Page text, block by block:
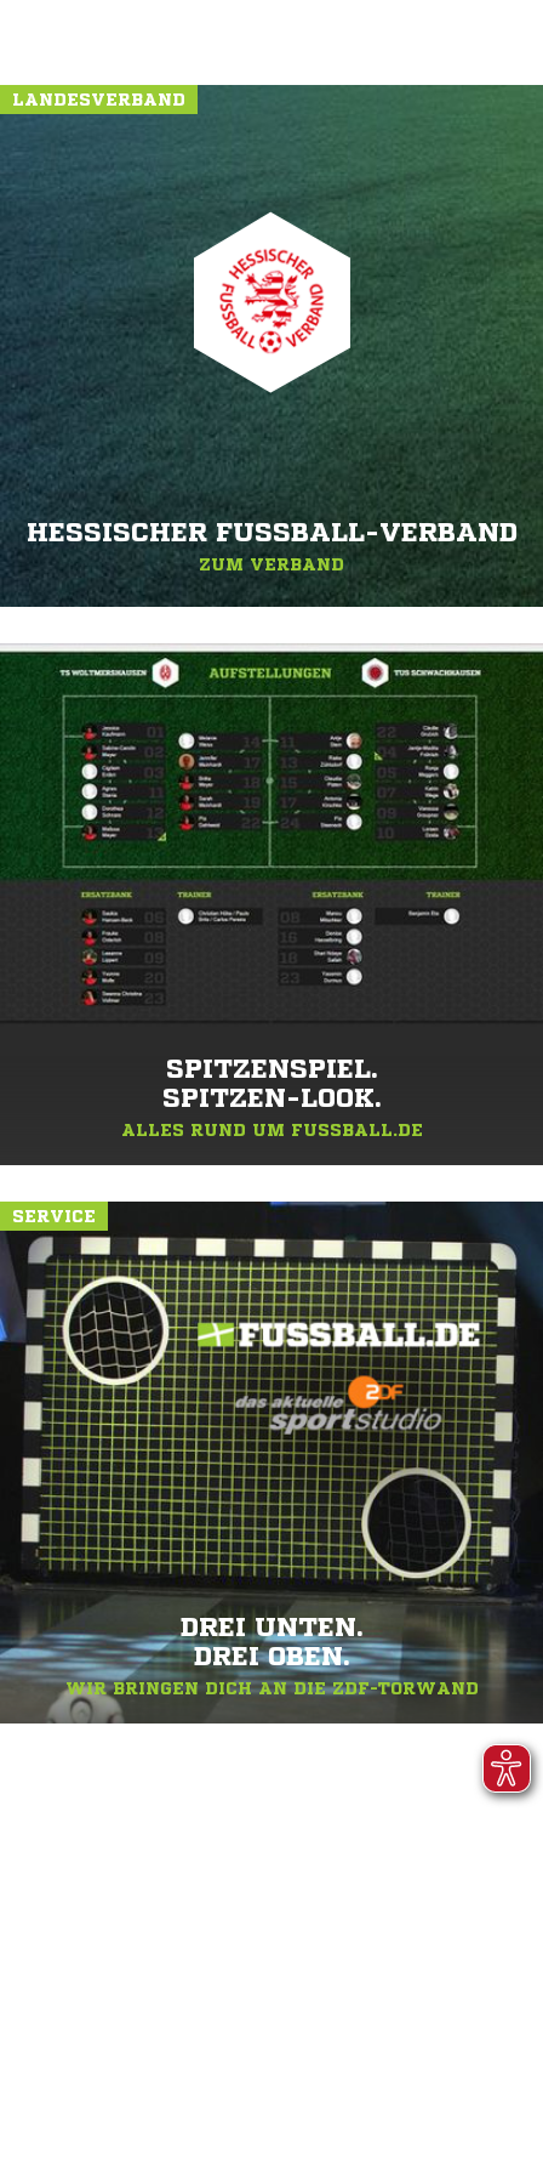
LANDESVERBAND
HESSISCHER FUSSBALL-VERBAND
ZUM VERBAND
SPITZENSPIEL.
SPITZEN-LOOK.
ALLES RUND UM FUSSBALL.DE
SERVICE
DREI UNTEN.
DREI OBEN.
WIR BRINGEN DICH AN DIE ZDF-TORWAND